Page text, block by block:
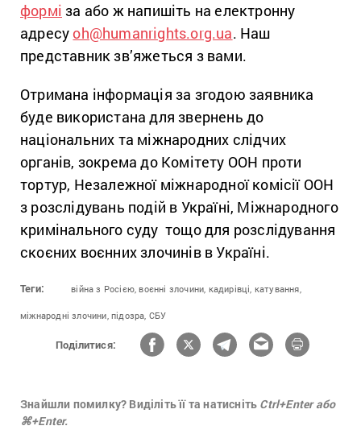
формі за або ж напишіть на електронну
адресу oh@humanrights.org.ua. Наш
представник зв’яжеться з вами.
Отримана інформація за згодою заявника
буде використана для звернень до
національних та міжнародних слідчих
органів, зокрема до Комітету ООН проти
тортур, Незалежної міжнародної комісії ООН
з розслідувань подій в Україні, Міжнародного
кримінального суду тощо для розслідування
скоєних воєнних злочинів в Україні.
Теги: війна з Росією, воєнні злочини, кадирівці, катування,
міжнародні злочини, підозра, СБУ
Поділитися:
Знайшли помилку? Виділіть її та натисніть Ctrl+Enter або
⌘+Enter.